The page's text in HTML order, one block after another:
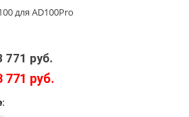
для AD100Pro
771 руб.
771 руб.